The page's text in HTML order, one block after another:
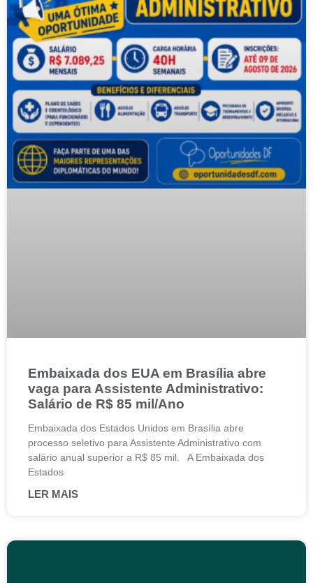
Embaixada dos EUA em Brasília abre
vaga para Assistente Administrativo:
Salário de R$ 85 mil/Ano
Embaixada dos Estados Unidos em Brasília abre
processo seletivo para Assistente Administrativo com
salário anual superior a R$ 85 mil. A Embaixada dos
Estados
LER MAIS